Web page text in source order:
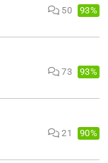
50 93%
73 93%
21 90%